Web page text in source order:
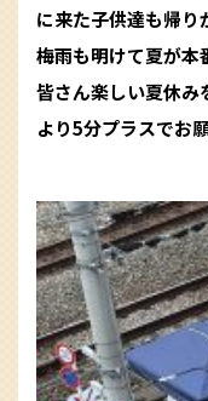
に来た子供達も帰り
梅雨も明けて夏が本
皆さん楽しい夏休み
より5分プラスでお